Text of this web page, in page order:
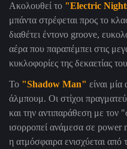
Ακολουθεί το "Electric
μπάντα στρέφεται προς το
διαθέτει έντονο groove,
αέρα που παραπέμπει στις
κυκλοφορίες της δεκαετίας
Το "Shadow Man" είναι μία
άλμπουμ. Οι στίχοι
και την αντιπαράθεση με
ισορροπεί ανάμεσα σε power
η ατμόσφαιρα ενισχύεται